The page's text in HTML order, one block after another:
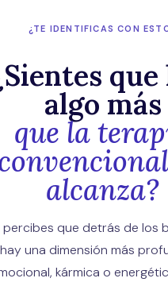
¿TE IDENTIFICAS CON
que
algo más
que la
alcanza?
percibes que detrás de los
hay una dimensión más
kármica o